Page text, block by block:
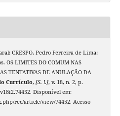
CRESPO, Pedro Ferreira de Lima;
OS LIMITES DO COMUM NAS
TENTATIVAS DE ANULAÇÃO DA
Currículo, [S. l.], v. 18, n. 2, p.
Disponível em:
rec/article/view/74452. Acesso